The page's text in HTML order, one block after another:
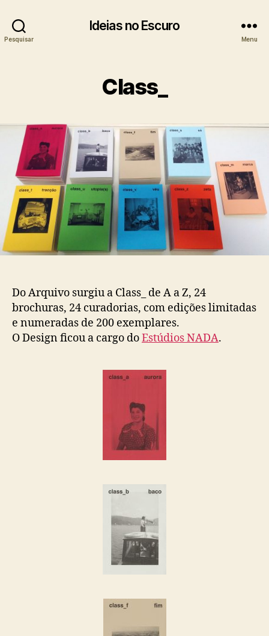
Pesquisar
Ideias no Escuro
Menu
Class_
Do Arquivo surgiu a Class_ de A a Z, 24
brochuras, 24 curadorias, com edições limitadas
e numeradas de 200 exemplares.
O Design ficou a cargo doEstúdios NADA.